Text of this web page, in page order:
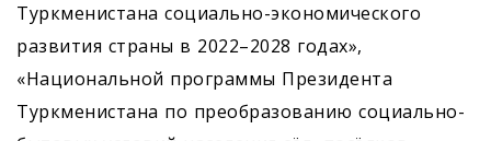
Туркменистана социально-экономического
развития страны в 2022–2028 годах»,
«Национальной программы Президента
Туркменистана по преобразованию социально-